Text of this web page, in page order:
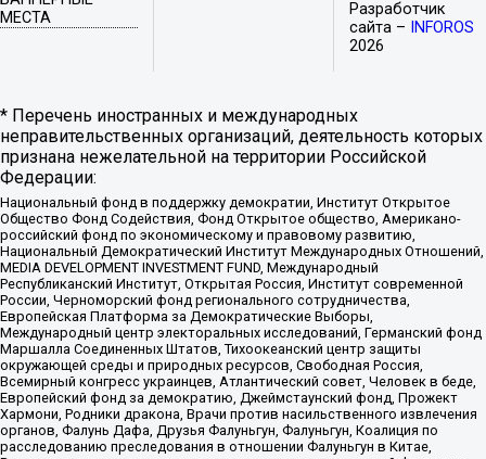
МЕСТА
Разработчик
сайта –
INFOROS
2026
* Перечень иностранных и международных
неправительственных организаций, деятельность которых
признана нежелательной на территории Российской
Федерации:
Национальный фонд в поддержку демократии, Институт Открытое
Общество Фонд Содействия, Фонд Открытое общество, Американо-
российский фонд по экономическому и правовому развитию,
Национальный Демократический Институт Международных Отношений,
MEDIA DEVELOPMENT INVESTMENT FUND, Международный
Республиканский Институт, Открытая Россия, Институт современной
России, Черноморский фонд регионального сотрудничества,
Европейская Платформа за Демократические Выборы,
Международный центр электоральных исследований, Германский фонд
Маршалла Соединенных Штатов, Тихоокеанский центр защиты
окружающей среды и природных ресурсов, Свободная Россия,
Всемирный конгресс украинцев, Атлантический совет, Человек в беде,
Европейский фонд за демократию, Джеймстаунский фонд, Прожект
Хармони, Родники дракона, Врачи против насильственного извлечения
органов, Фалунь Дафа, Друзья Фалуньгун, Фалуньгун, Коалиция по
расследованию преследования в отношении Фалуньгун в Китае,